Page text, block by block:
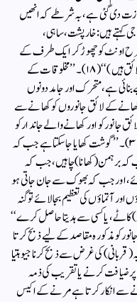
اجازت دی گئی ہے، بہ شرطے کہ انھیں
کیا جائے (۱۶)۔آگے منو جی کہتے ہیں:خار پشت، ساہی،
اونٹ کو چھوڑ کر ایک طرف کے
جبڑے میں دانت رکھنے والے (پالتو جانور کھانے کے لائق ہیں)‘‘ (۱۸)۔ ’’مخلوقات کے
ہے، متحرک اور جامد دونوں
روح حیات کی غذا ہیں‘‘ ( ۲۸)۔ ’’کھانے کے لائق جانوروں کو کھانے سے
کو اور کھانے والے جاندار کو
خالق نے ہی (خاص مقاصد کے لیے) پیدا کیا ہے‘‘(۳۰)۔ ’’ گوشت کھایا جاسکتا ہے جب کہ
کہ برہمن (کھانا) چاہیں، جب کہ
اور جب کہ بھوک سے جان جاتی ہو
اور آتماؤں کی تعظیم بجالائے تو گنہ
کاٹے، یا کسی سے ہدیتا حاصل کرے‘‘
کو مذکورہ مقاصد کے لیے ذبح کرتا
بابرکت مقام پاتا ہے‘‘ (۴۲)۔ ’’ یگیہ(قربانی) کی غرض سے ذبح کرنا جیو ہتیا
پر ضیافت کرنے یا تقریب کی ذمہ
سے انکار کرتا ہےمرنے کے اکیس